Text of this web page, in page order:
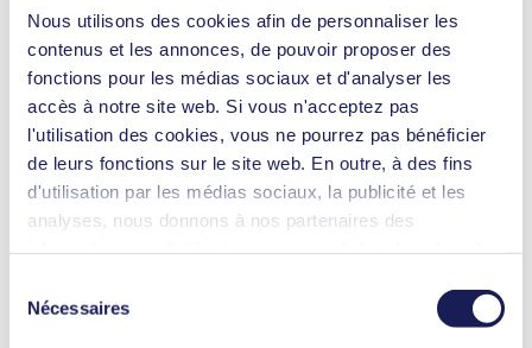
Nous utilisons des cookies afin de personnaliser les
contenus et les annonces, de pouvoir proposer des
fonctions pour les médias sociaux et d'analyser les
accès à notre site web. Si vous n'acceptez pas
l'utilisation des cookies, vous ne pourrez pas bénéficier
de leurs fonctions sur le site web. En outre, à des fins
d'utilisation par les médias sociaux, la publicité et les
analyses, nous donnons à nos partenaires des
informations à d'autres données que vous leur avez
fournies ou qu'ils ont collectées dans le cadre de votre
Nécessaires
nombreuses pompes nécessitent une certification supplémentaire.
Selon le domaine d’application et le pays dans lequel un produit est
vendu, différentes certifications sont nécessaires. Ces
réglementations incluent notamment : FDA, EMC, NSF, RoHS ou
REACH.
La plupart de ces certifications impliquent une procédure très longue
et coûteuse. Ainsi, les fabricants de l’industrie médicale utilisent un
type de pompe aussi longtemps que possible une fois qu’il est
Comment KNF assure-t-il un cycle de vie
produit fiable